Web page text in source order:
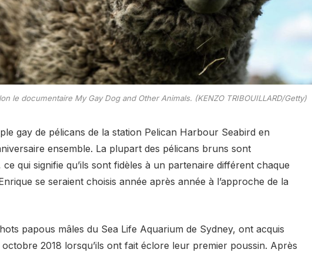
le documentaire My Gay Dog and Other Animals. (KENZO TRIBOUILLARD/Getty)
gay de pélicans de la station Pelican Harbour Seabird en
ensemble. La plupart des pélicans bruns sont
qui signifie qu’ils sont fidèles à un partenaire différent chaque
se seraient choisis année après année à l’approche de la
papous mâles du Sea Life Aquarium de Sydney, ont acquis
2018 lorsqu’ils ont fait éclore leur premier poussin. Après